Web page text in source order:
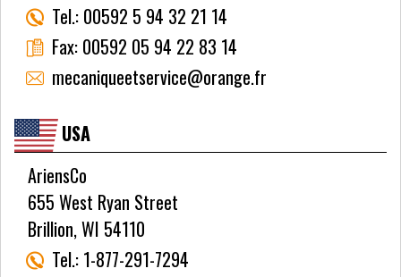
Tel.: 00592 5 94 32 21 14
Fax: 00592 05 94 22 83 14
mecaniqueetservice@orange.fr
USA
AriensCo
655 West Ryan Street
Brillion, WI 54110
Tel.: 1-877-291-7294